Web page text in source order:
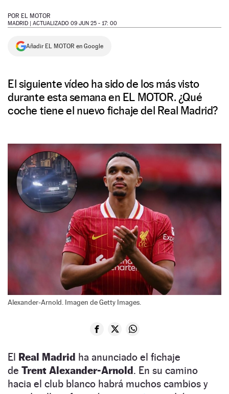
NEWSLETTER
SÍGUENOS
POR EL MOTOR
MADRID | ACTUALIZADO 09 JUN 25 - 17: 00
Añadir EL MOTOR en Google
El siguiente vídeo ha sido de los más visto
durante esta semana en EL MOTOR. ¿Qué
coche tiene el nuevo fichaje del Real Madrid?
Alexander-Arnold. Imagen de Getty Images.
El Real Madrid ha anunciado el fichaje
de Trent Alexander-Arnold. En su camino
hacia el club blanco habrá muchos cambios y